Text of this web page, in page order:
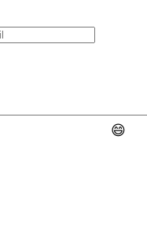
😄